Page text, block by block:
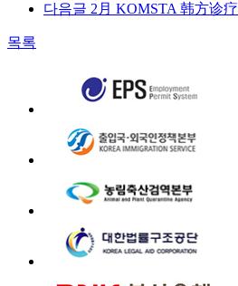
다음글 2月 KOMSTA 韩方诊疗
목록